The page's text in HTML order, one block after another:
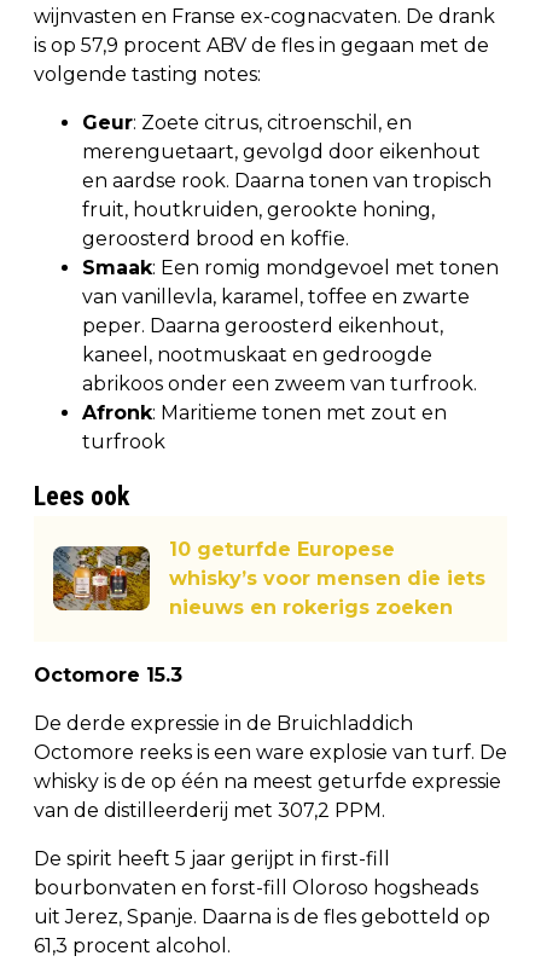
wijnvasten en Franse ex-cognacvaten. De drank
is op 57,9 procent ABV de fles in gegaan met de
volgende tasting notes:
Geur: Zoete citrus, citroenschil, en
merenguetaart, gevolgd door eikenhout
en aardse rook. Daarna tonen van tropisch
fruit, houtkruiden, gerookte honing,
geroosterd brood en koffie.
Smaak: Een romig mondgevoel met tonen
van vanillevla, karamel, toffee en zwarte
peper. Daarna geroosterd eikenhout,
kaneel, nootmuskaat en gedroogde
abrikoos onder een zweem van turfrook.
Afronk: Maritieme tonen met zout en
turfrook
Lees ook
10 geturfde Europese
whisky’s voor mensen die iets
nieuws en rokerigs zoeken
Octomore 15.3
De derde expressie in de Bruichladdich
Octomore reeks is een ware explosie van turf. De
whisky is de op één na meest geturfde expressie
van de distilleerderij met 307,2 PPM.
De spirit heeft 5 jaar gerijpt in first-fill
bourbonvaten en forst-fill Oloroso hogsheads
uit Jerez, Spanje. Daarna is de fles gebotteld op
61,3 procent alcohol.